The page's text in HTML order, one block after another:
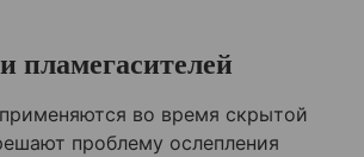
пламегасителей
во время скрытой
проблему ослепления